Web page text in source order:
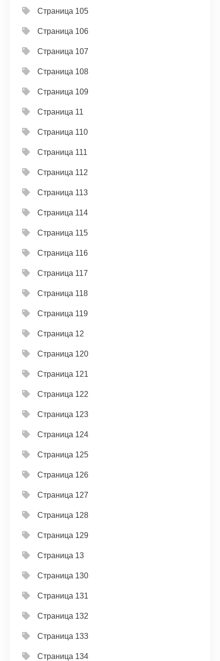
Страница 105
Страница 106
Страница 107
Страница 108
Страница 109
Страница 11
Страница 110
Страница 111
Страница 112
Страница 113
Страница 114
Страница 115
Страница 116
Страница 117
Страница 118
Страница 119
Страница 12
Страница 120
Страница 121
Страница 122
Страница 123
Страница 124
Страница 125
Страница 126
Страница 127
Страница 128
Страница 129
Страница 13
Страница 130
Страница 131
Страница 132
Страница 133
Страница 134